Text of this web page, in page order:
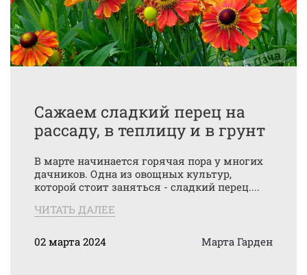
Сажаем сладкий перец на
рассаду, в теплицу и в грунт
В марте начинается горячая пора у многих
дачников. Одна из овощных культур,
которой стоит заняться - сладкий перец....
ЧИТАТЬ ДАЛЕЕ
02 марта 2024 Марта Гарден